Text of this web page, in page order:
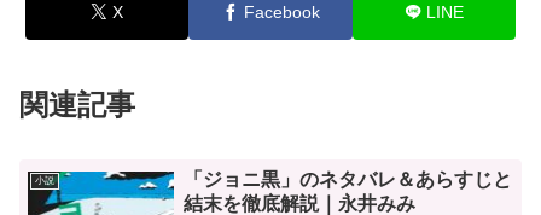
X Facebook LINE
関連記事
小説
「ジョニ黒」のネタバレ＆あらすじと
結末を徹底解説｜永井みみ